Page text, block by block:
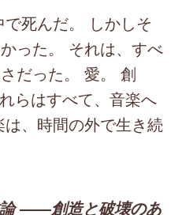
死んだ。 しかしそ
った。 それは、すべ
だった。 愛。 創
らはすべて、音楽へ
、時間の外で生き続
――創造と破壊のあ